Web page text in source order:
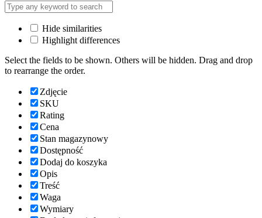
Hide similarities
Highlight differences
Select the fields to be shown. Others will be hidden. Drag and drop
to rearrange the order.
Zdjęcie
SKU
Rating
Cena
Stan magazynowy
Dostępność
Dodaj do koszyka
Opis
Treść
Waga
Wymiary